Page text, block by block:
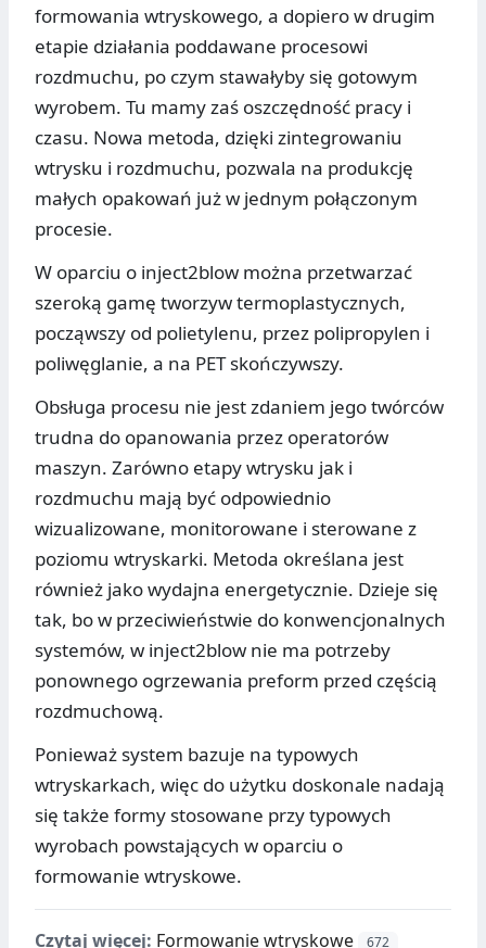
formowania wtryskowego, a dopiero w drugim
etapie działania poddawane procesowi
rozdmuchu, po czym stawałyby się gotowym
wyrobem. Tu mamy zaś oszczędność pracy i
czasu. Nowa metoda, dzięki zintegrowaniu
wtrysku i rozdmuchu, pozwala na produkcję
małych opakowań już w jednym połączonym
procesie.
W oparciu o inject2blow można przetwarzać
szeroką gamę tworzyw termoplastycznych,
począwszy od polietylenu, przez polipropylen i
poliwęglanie, a na PET skończywszy.
Obsługa procesu nie jest zdaniem jego twórców
trudna do opanowania przez operatorów
maszyn. Zarówno etapy wtrysku jak i
rozdmuchu mają być odpowiednio
wizualizowane, monitorowane i sterowane z
poziomu wtryskarki. Metoda określana jest
również jako wydajna energetycznie. Dzieje się
tak, bo w przeciwieństwie do konwencjonalnych
systemów, w inject2blow nie ma potrzeby
ponownego ogrzewania preform przed częścią
rozdmuchową.
Ponieważ system bazuje na typowych
wtryskarkach, więc do użytku doskonale nadają
się także formy stosowane przy typowych
wyrobach powstających w oparciu o
formowanie wtryskowe.
Czytaj więcej: Formowanie wtryskowe 672